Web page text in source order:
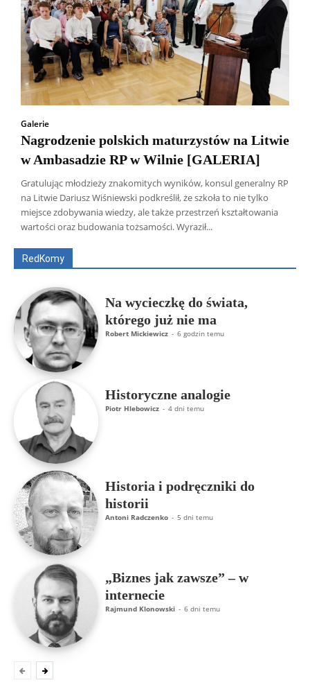
Galerie
Nagrodzenie polskich maturzystów na Litwie
w Ambasadzie RP w Wilnie [GALERIA]
Gratulując młodzieży znakomitych wyników, konsul generalny RP
na Litwie Dariusz Wiśniewski podkreślił, że szkoła to nie tylko
miejsce zdobywania wiedzy, ale także przestrzeń kształtowania
wartości oraz budowania tożsamości. Wyraził...
RedKomy
Wszyscy Aleksander Borowik
Antoni Radczenko
Artur Płokszto
Grzegorz Górny
ks. Jarosław Wąsowicz SDB
Na wycieczkę do świata,
którego już nie ma
Robert Mickiewicz - 6 godzin temu
Historyczne analogie
Piotr Hlebowicz - 4 dni temu
Historia i podręczniki do
historii
Antoni Radczenko - 5 dni temu
„Biznes jak zawsze” – w
internecie
Rajmund Klonowski - 6 dni temu